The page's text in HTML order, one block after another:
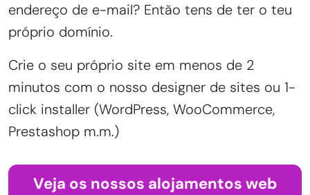
endereço de e-mail? Então tens de ter o teu
próprio domínio.
Crie o seu próprio site em menos de 2
minutos com o nosso designer de sites ou 1-
click installer (WordPress, WooCommerce,
Prestashop m.m.)
Veja os nossos alojamentos web